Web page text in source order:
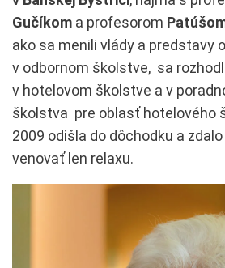
Gučíkom a profesorom
ako sa menili vlády a predstavy
v odbornom školstve, sa
v hotelovom školstve a v
školstva pre oblasť hotelového
2009 odišla do dôchodku a
venovať len relaxu.